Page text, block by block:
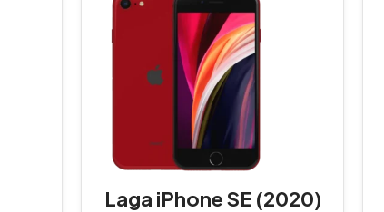
Laga iPhone SE (2020)